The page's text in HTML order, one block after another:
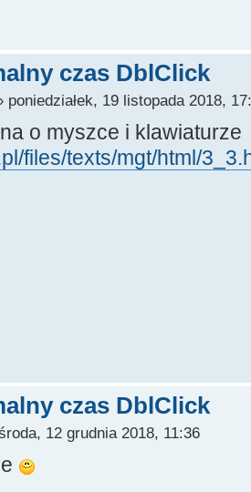
czas DblClick
poniedziałek, 19 listopada 2018,
o myszce i klawiaturze
files/texts/mgt/html/
czas DblClick
12 grudnia 2018, 11:36